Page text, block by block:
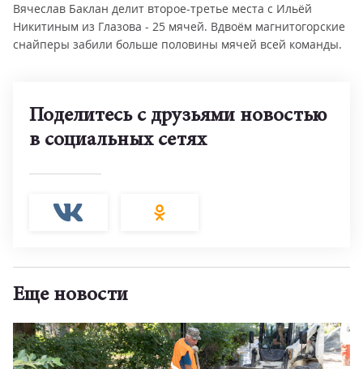
Вячеслав Баклан делит второе-третье места с Ильёй
Никитиным из Глазова - 25 мячей. Вдвоём магнитогорские
снайперы забили больше половины мячей всей команды.
Поделитесь с друзьями новостью
в социальных сетях
Еще новости